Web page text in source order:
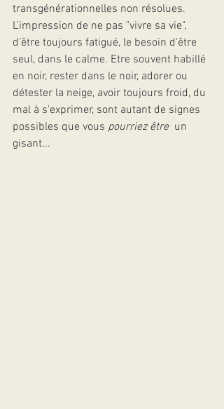
transgénérationnelles non résolues.
L'impression de ne pas "vivre sa vie",
d'être toujours fatigué, le besoin d'être
seul, dans le calme. Etre souvent habillé
en noir, rester dans le noir, adorer ou
détester la neige, avoir toujours froid, du
mal à s'exprimer, sont autant de signes
possibles que vous pourriez être
  un
gisant...